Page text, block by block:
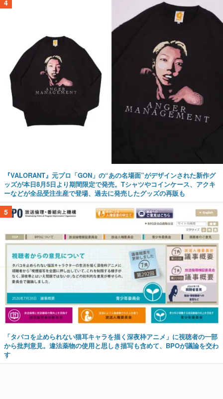
4
『VALORANT』元プロ「GON」の“あの名場面”がデザインされた新作グ
ッズが本日8月5日より期間限定で発売。Tシャツやコインケース、アクキ
ーなどが全品受注生産で登場、過去に発売したグッズの再販も
5
「タバコを止められない猫耳キャラを描く深夜枠アニメ」に視聴者の一部
から批判意見。違法薬物の使用と思しき描写も含めて、BPOが議論を交わ
す